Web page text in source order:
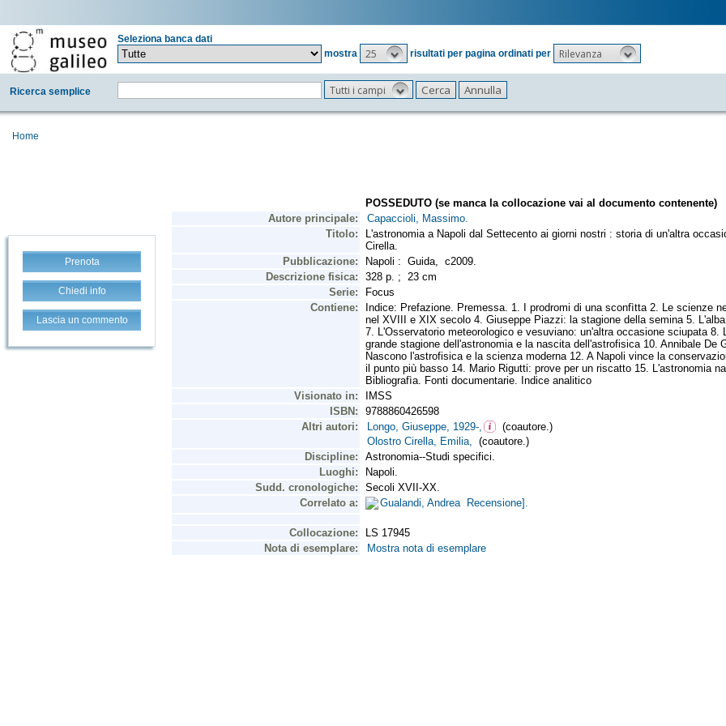
Seleziona banca dati
mostra
25 risultati per pagina ordinati per Rilevanza
Ricerca semplice Tutti i campi
Home
Prenota
Chiedi info
Lascia un commento